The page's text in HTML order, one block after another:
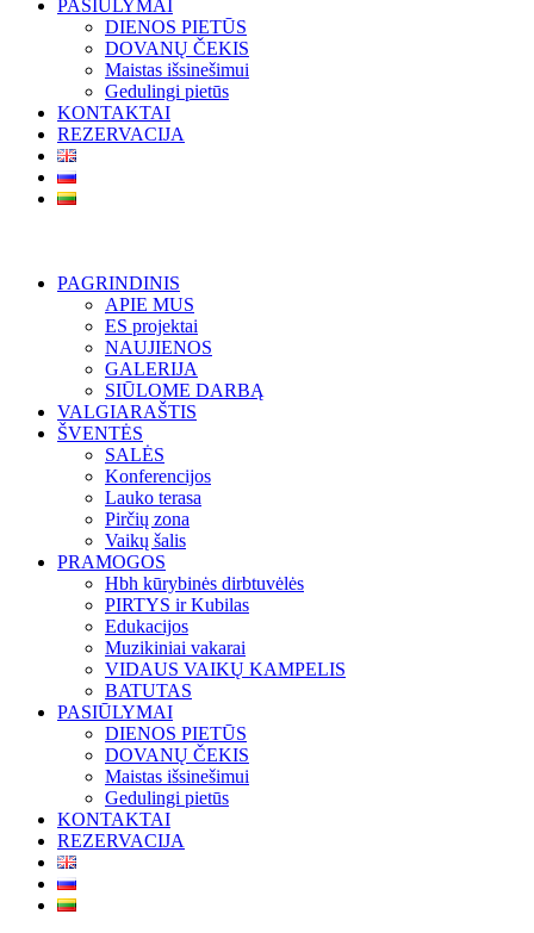
PASIŪLYMAI
DIENOS PIETŪS
DOVANŲ ČEKIS
Maistas išsinešimui
Gedulingi pietūs
KONTAKTAI
REZERVACIJA
PAGRINDINIS
APIE MUS
ES projektai
NAUJIENOS
GALERIJA
SIŪLOME DARBĄ
VALGIARAŠTIS
ŠVENTĖS
SALĖS
Konferencijos
Lauko terasa
Pirčių zona
Vaikų šalis
PRAMOGOS
Hbh kūrybinės dirbtuvėlės
PIRTYS ir Kubilas
Edukacijos
Muzikiniai vakarai
VIDAUS VAIKŲ KAMPELIS
BATUTAS
PASIŪLYMAI
DIENOS PIETŪS
DOVANŲ ČEKIS
Maistas išsinešimui
Gedulingi pietūs
KONTAKTAI
REZERVACIJA